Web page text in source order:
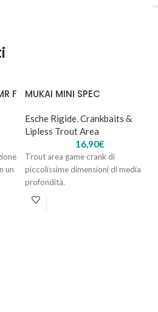
– GP CHART BLACK
1 disponibili
AL
F
un
MUKAI MINI SPEC
Esche Rigide,Crankbaits &
Lipless Trout Area
16,90€
Trout area game crank di
piccolissime dimensioni di media
profondità.